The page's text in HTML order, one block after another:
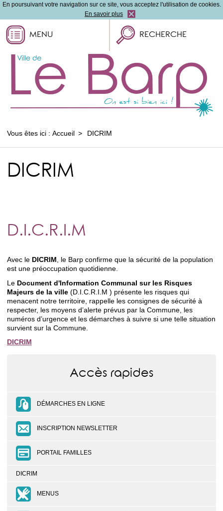
En poursuivant votre navigation sur ce site, vous acceptez l'utilisation de cookies.
En savoir plus
MENU RECHERCHE
Vous êtes ici : Accueil DICRIM
DICRIM
D.I.C.R.I.M
Avec le DICRIM , le Barp confirme que la sécurité de la population
est une préoccupation quotidienne.
Le Document d'Information Communal sur les Risques
Majeurs de la ville(D.I.C.R.I.M ) présente les risques qui
menacent notre territoire, rappelle les consignes de sécurité à
respecter, les moyens d’alerte prévus par la Commune, les
numéros d’urgence et les démarches à suivre si une telle situation
survient sur la Commune.
DICRIM
Accès rapides
DÉMARCHES EN LIGNE
INSCRIPTION NEWSLETTER
PORTAIL FAMILLES
DICRIM
MENUS